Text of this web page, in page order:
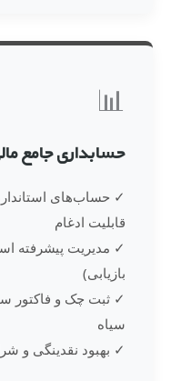
📊
حسابداری جامع
✓ حساب‌های
قابلیت ادغام
✓ مدیریت پیشرفته
بازیابی)
✓ ثبت چک و فاکتور
سیاه
✓ بهبود نقدینگی و